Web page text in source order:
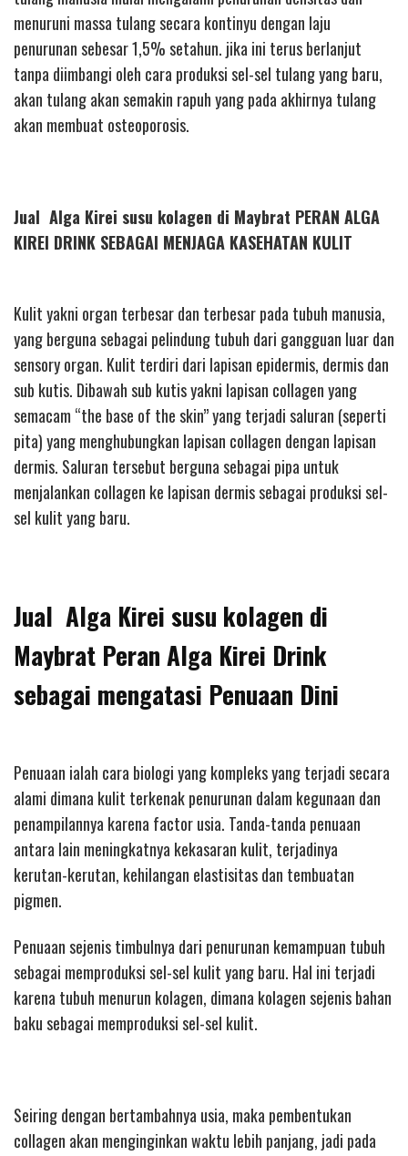
menuruni massa tulang secara kontinyu dengan laju
penurunan sebesar 1,5% setahun. jika ini terus berlanjut
tanpa diimbangi oleh cara produksi sel-sel tulang yang baru,
akan tulang akan semakin rapuh yang pada akhirnya tulang
akan membuat osteoporosis.
Jual Alga Kirei susu kolagen di Maybrat PERAN ALGA
KIREI DRINK SEBAGAI MENJAGA KASEHATAN KULIT
Kulit yakni organ terbesar dan terbesar pada tubuh manusia,
yang berguna sebagai pelindung tubuh dari gangguan luar dan
sensory organ. Kulit terdiri dari lapisan epidermis, dermis dan
sub kutis. Dibawah sub kutis yakni lapisan collagen yang
semacam “the base of the skin” yang terjadi saluran (seperti
pita) yang menghubungkan lapisan collagen dengan lapisan
dermis. Saluran tersebut berguna sebagai pipa untuk
menjalankan collagen ke lapisan dermis sebagai produksi sel-
sel kulit yang baru.
Jual Alga Kirei susu kolagen di
Maybrat Peran Alga Kirei Drink
sebagai mengatasi Penuaan Dini
Penuaan ialah cara biologi yang kompleks yang terjadi secara
alami dimana kulit terkenak penurunan dalam kegunaan dan
penampilannya karena factor usia. Tanda-tanda penuaan
antara lain meningkatnya kekasaran kulit, terjadinya
kerutan-kerutan, kehilangan elastisitas dan tembuatan
pigmen.
Penuaan sejenis timbulnya dari penurunan kemampuan tubuh
sebagai memproduksi sel-sel kulit yang baru. Hal ini terjadi
karena tubuh menurun kolagen, dimana kolagen sejenis bahan
baku sebagai memproduksi sel-sel kulit.
Seiring dengan bertambahnya usia, maka pembentukan
collagen akan menginginkan waktu lebih panjang, jadi pada